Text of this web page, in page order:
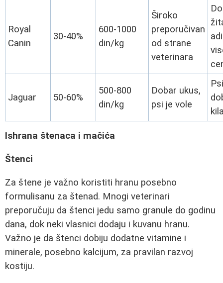
Royal
Canin
30-40%
600-1000
din/kg
Široko
preporučivan
od strane
veterinarа
Jaguar 50-60%
500-800
din/kg
Dobar ukus,
psi je vole
Ishrana štenaca i mačića
Štenci
Za štene je važno koristiti hranu posebno
formulisanu za štenad. Mnogi veterinari
preporučuju da štenci jedu samo granule do godinu
dana, dok neki vlasnici dodaju i kuvanu hranu.
Važno je da štenci dobiju dodatne vitamine i
minerale, posebno kalcijum, za pravilan razvoj
kostiju.